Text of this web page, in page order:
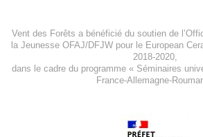
Vent des Forêts a bénéficié du soutien de
la Jeunesse OFAJ/DFJWpour leEuropean
2018-2020
dans le cadre du programme « Séminaires
France-Allemagne-